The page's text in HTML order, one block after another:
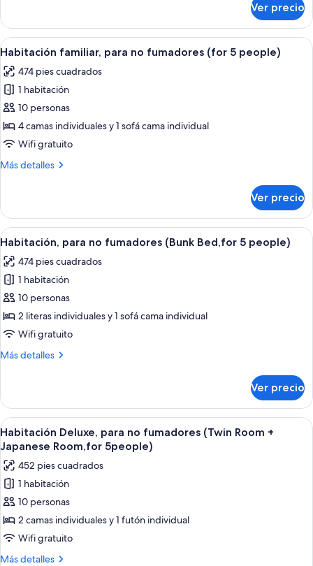
no
fumadores
(Hollywood,
for
3
people)
con
camas
para
no
fumadores
(Hollywood,
for
3
people)
Ver precio
Abrir
todas
las
fotos
de
Habitación
familiar,
no
5
people)
Una cocina moderna con comedor,
11
Habitación familiar, para no fumadores (for 5 people)
474 pies cuadrados
1 habitación
10 personas
4 camas individuales y 1 sofá cama individual
Wifi gratuito
Más detalles
Más
familiar,
para
no
(for
5
people)
Ver precio
Abrir
todas
las
fotos
de
Habitación,
para
fumadores
5
people)
Una habitación de hotel con dos
12
Habitación, para no fumadores (Bunk Bed,for 5 people)
474 pies cuadrados
1 habitación
10 personas
2 literas individuales y 1 sofá cama individual
Wifi gratuito
Más detalles
Más
para
no
fumadores
(Bunk
Bed,for
5
people)
Ver precio
Abrir
todas
las
fotos
de
Habitación
Deluxe,
para
no
Habitación de hotel con dos camas,
11
Habitación Deluxe, para no fumadores (Twin Room +
Japanese Room,for 5people)
452 pies cuadrados
1 habitación
10 personas
2 camas individuales y 1 futón individual
Wifi gratuito
Más detalles
Más